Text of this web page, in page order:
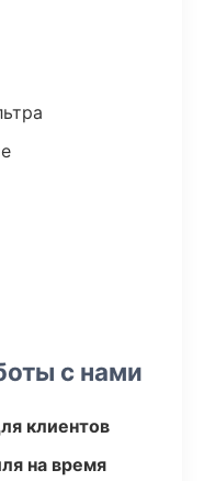
с нами
клиентов
на время